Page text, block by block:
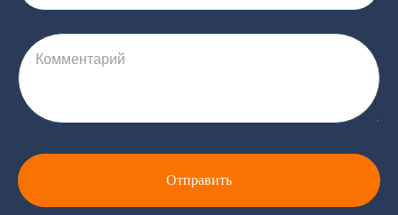
Комментарий
Отправить